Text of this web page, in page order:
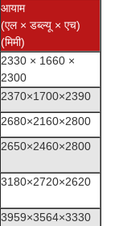
आयाम
(एल × डब्ल्यू × एच)
(मिमी)
2330 × 1660 ×
2300
2370×1700×2390
2680×2160×2800
2650×2460×2800
3180×2720×2620
3959×3564×3330